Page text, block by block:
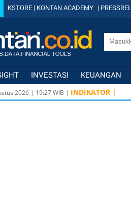
KSTORE | KONTAN ACADEMY |
INVESTASI KEUANGAN
2026 | 19:27WIB | INDIKATOR |